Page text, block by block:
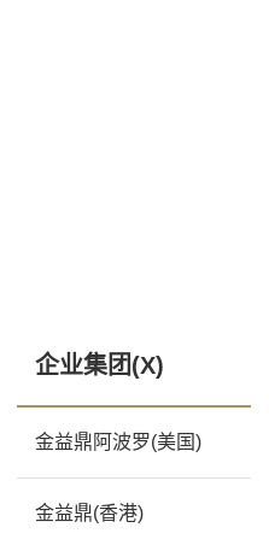
企业集团(X)
金益鼎阿波罗(美国)
金益鼎(香港)